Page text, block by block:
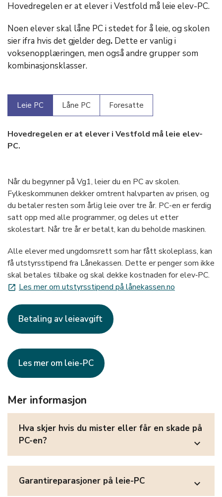
Hovedregelen er at elever i Vestfold må leie elev-PC.
Noen elever skal låne PC i stedet for å leie, og skolen
sier ifra hvis det gjelder deg. Dette er vanlig i
voksenopplæringen, men også andre grupper som
kombinasjonsklasser.
Leie PC Låne PC Foresatte
Hovedregelen er at elever i Vestfold må leie elev-
PC.
Når du begynner på Vg1, leier du en PC av skolen.
Fylkeskommunen dekker omtrent halvparten av prisen, og
du betaler resten som årlig leie over tre år. PC-en er ferdig
satt opp med alle programmer, og deles ut etter
skolestart. Når tre år er betalt, kan du beholde maskinen.
Alle elever med ungdomsrett som har fått skoleplass, kan
få utstyrsstipend fra Lånekassen. Dette er penger som ikke
skal betales tilbake og skal dekke kostnaden for elev‑PC.
launch Les mer om utstyrsstipend på lånekassen.no
Betaling av leieavgift
Les mer om leie-PC
Mer informasjon
Hva skjer hvis du mister eller får en skade på
PC-en?
expand_more
Garantireparasjoner på leie-PC expand_more